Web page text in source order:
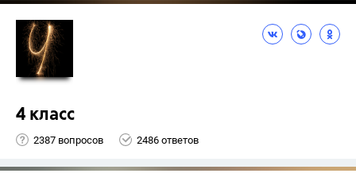
4 класс
2387 вопросов 2486 ответов